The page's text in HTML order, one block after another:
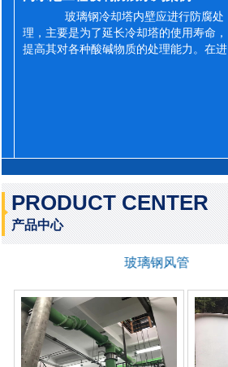
玻璃钢冷却塔内壁应进行防腐处
理，主要是为了延长冷却塔的使用寿命，
提高其对各种酸碱物质的处理能力。在进
PRODUCT CENTER
产品中心
玻璃钢风管